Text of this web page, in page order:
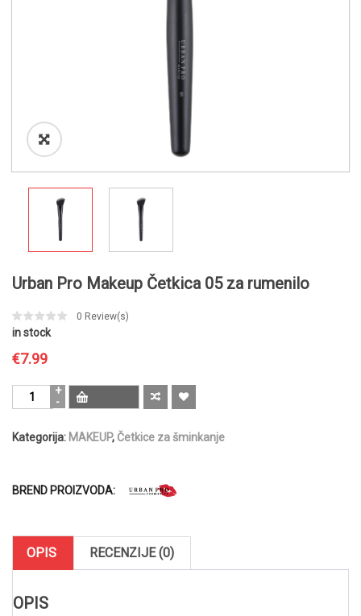
Urban Pro Makeup Četkica 05 za rumenilo
0 Review(s)
in stock
€7.99
Urban
Pro
Četkica
rumenilo
Kategorija: MAKEUP, Četkice za šminkanje
BREND PROIZVODA:
OPIS RECENZIJE (0)
OPIS